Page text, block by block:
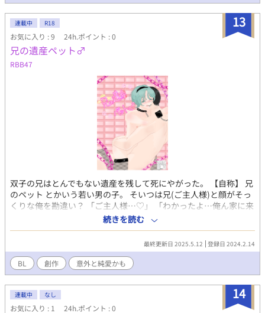
13
連載中 R18
お気に入り : 9 24h.ポイント : 0
兄の遺産ペット♂
RBB47
双子の兄はとんでもない遺産を残して死にやがった。 【自称】 兄
のペット とかいう若い男の子。 そいつは兄(ご主人様)と顔がそっ
くりな俺を勘違い？ 「ご主人様…♡」 「わかったよ…俺ん家に来
い…」 両親から、こいつを隠す為に一応家に連れてきた。 すぐに
追い出そうとしていたけど…、あれ？案外…いける…？！
続きを読む
最終更新日 2025.5.12 登録日 2024.2.14
BL 創作 意外と純愛かも
14
連載中 なし
お気に入り : 1 24h.ポイント : 0